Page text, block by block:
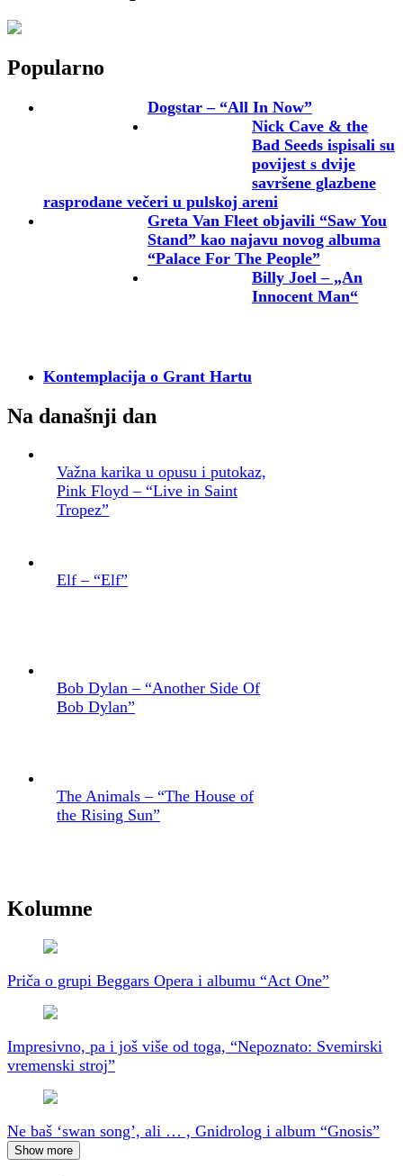
Popularno
Dogstar – “All In Now”
Nick Cave & the
Bad Seeds ispisali su
povijest s dvije
savršene glazbene
rasprodane večeri u pulskoj areni
Greta Van Fleet objavili “Saw You
Stand” kao najavu novog albuma
“Palace For The People”
Billy Joel – „An
Innocent Man“
Kontemplacija o Grant Hartu
Na današnji dan
Važna karika u opusu i putokaz,
Pink Floyd – “Live in Saint
Tropez”
Elf – “Elf”
Bob Dylan – “Another Side Of
Bob Dylan”
The Animals – “The House of
the Rising Sun”
Kolumne
Priča o grupi Beggars Opera i albumu “Act One”
Impresivno, pa i još više od toga, “Nepoznato: Svemirski
vremenski stroj”
Ne baš ‘swan song’, ali … , Gnidrolog i album “Gnosis”
Show more